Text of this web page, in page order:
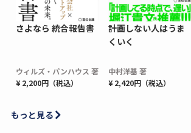
さよなら 統合報告書
ウィルズ・パンハウス 著
¥ 2,200円（税込）
計画しない人はうま
くいく
中村洋基 著
¥ 2,420円（税込）
もっと見る